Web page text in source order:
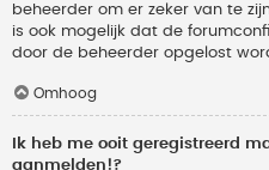
beheerder om er zeker van te
is ook mogelijk dat de
door de beheerder opgelost
Omhoog
Ik heb me ooit geregistreerd
aanmelden!?